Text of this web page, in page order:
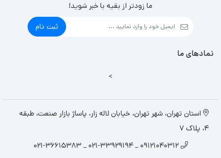
ما زودتر از بقیه با خبر شوید!
ثبت نام
نمادهای ما
>
استان تهران، شهر تهران، خیابان لاله زار، پاساژ بازار صنعت، طبقه
4، پلاک 7
09121040312 _ 021-33929194 _ 021-36615383